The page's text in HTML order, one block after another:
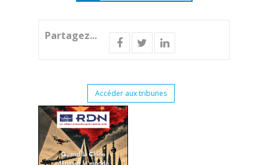
Partagez...
Accéder aux tribunes